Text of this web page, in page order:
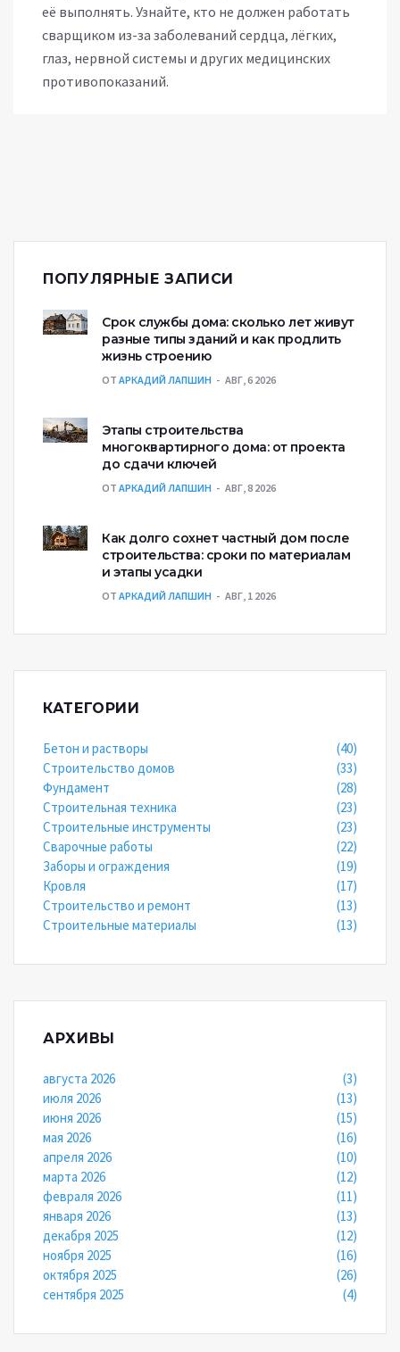
её выполнять. Узнайте, кто не должен работать
сварщиком из-за заболеваний сердца, лёгких,
глаз, нервной системы и других медицинских
противопоказаний.
ПОПУЛЯРНЫЕ ЗАПИСИ
Срок службы дома: сколько лет живут
разные типы зданий и как продлить
жизнь строению
ОТ АРКАДИЙ ЛАПШИН АВГ, 6 2026
Этапы строительства
многоквартирного дома: от проекта
до сдачи ключей
ОТ АРКАДИЙ ЛАПШИН АВГ, 8 2026
Как долго сохнет частный дом после
строительства: сроки по материалам
и этапы усадки
ОТ АРКАДИЙ ЛАПШИН АВГ, 1 2026
КАТЕГОРИИ
Бетон и растворы
(40)
Строительство домов
(33)
Фундамент
(28)
Строительная техника
(23)
Строительные инструменты
(23)
Сварочные работы
(22)
Заборы и ограждения
(19)
Кровля
(17)
Строительство и ремонт
(13)
Строительные материалы
(13)
АРХИВЫ
августа 2026
(3)
июля 2026
(13)
июня 2026
(15)
мая 2026
(16)
апреля 2026
(10)
марта 2026
(12)
февраля 2026
(11)
января 2026
(13)
декабря 2025
(12)
ноября 2025
(16)
октября 2025
(26)
сентября 2025
(4)